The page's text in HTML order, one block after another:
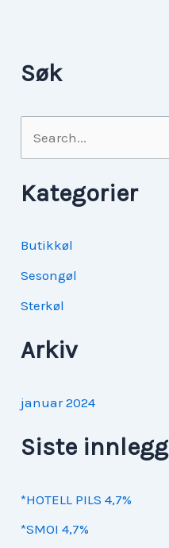
Søk
ø
kKategorier
Butikkøl
Sesongøl
Sterkøl
Arkiv
januar 2024
Siste innlegg
*HOTELL PILS 4,7%
*SMOI 4,7%